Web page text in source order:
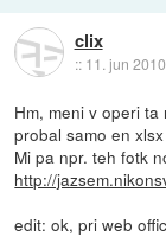
clix
:: 11. jun
Hm, meni v operi
probal samo en
Mi pa npr. teh fotk
http://
edit: ok, pri web